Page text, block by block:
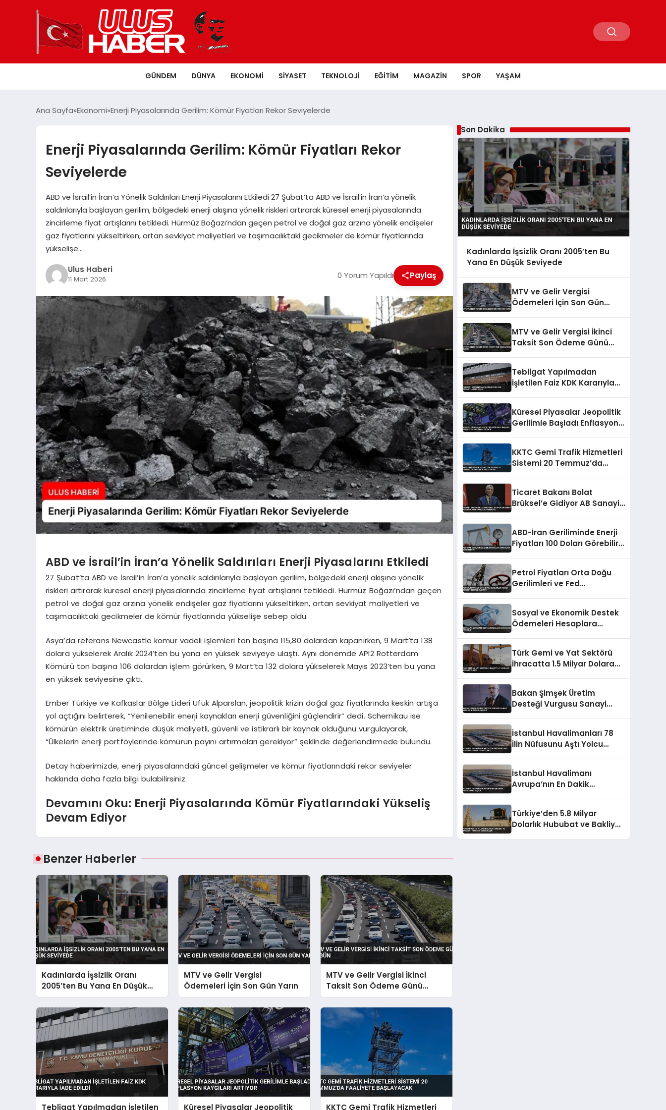
GÜNDEM DÜNYA EKONOMI SIYASET TEKNOLOJI EĞITIM MAGAZIN SPOR YAŞAM
Ana Sayfa Ekonomi Enerji Piyasalarında Gerilim: Kömür Fiyatları Rekor Seviyelerde
Enerji Piyasalarında Gerilim: Kömür Fiyatları Rekor
Seviyelerde
ABD ve İsrail’in İran’a Yönelik Saldırıları Enerji Piyasalarını Etkiledi 27 Şubat’ta ABD ve İsrail’in İran’a yönelik
saldırılarıyla başlayan gerilim, bölgedeki enerji akışına yönelik riskleri artırarak küresel enerji piyasalarında
zincirleme fiyat artışlarını tetikledi. Hürmüz Boğazı’ndan geçen petrol ve doğal gaz arzına yönelik endişeler
gaz fiyatlarını yükseltirken, artan sevkiyat maliyetleri ve taşımacılıktaki gecikmeler de kömür fiyatlarında
yükselişe…
Ulus Haberi
11 Mart 2026 0 Yorum Yapıldı Paylaş
ABD ve İsrail’in İran’a Yönelik Saldırıları Enerji Piyasalarını Etkiledi
27 Şubat’ta ABD ve İsrail’in İran’a yönelik saldırılarıyla başlayan gerilim, bölgedeki enerji akışına yönelik
riskleri artırarak küresel enerji piyasalarında zincirleme fiyat artışlarını tetikledi. Hürmüz Boğazı’ndan geçen
petrol ve doğal gaz arzına yönelik endişeler gaz fiyatlarını yükseltirken, artan sevkiyat maliyetleri ve
taşımacılıktaki gecikmeler de kömür fiyatlarında yükselişe sebep oldu.
Asya’da referans Newcastle kömür vadeli işlemleri ton başına 115,80 dolardan kapanırken, 9 Mart’ta 138
dolara yükselerek Aralık 2024’ten bu yana en yüksek seviyeye ulaştı. Aynı dönemde API2 Rotterdam
Kömürü ton başına 106 dolardan işlem görürken, 9 Mart’ta 132 dolara yükselerek Mayıs 2023’ten bu yana
en yüksek seviyesine çıktı.
Ember Türkiye ve Kafkaslar Bölge Lideri Ufuk Alparslan, jeopolitik krizin doğal gaz fiyatlarında keskin artışa
yol açtığını belirterek, “Yenilenebilir enerji kaynakları enerji güvenliğini güçlendirir” dedi. Schernikau ise
kömürün elektrik üretiminde düşük maliyetli, güvenli ve istikrarlı bir kaynak olduğunu vurgulayarak,
“Ülkelerin enerji portföylerinde kömürün payını artırmaları gerekiyor” şeklinde değerlendirmede bulundu.
Detay haberimizde, enerji piyasalarındaki güncel gelişmeler ve kömür fiyatlarındaki rekor seviyeler
hakkında daha fazla bilgi bulabilirsiniz.
Devamını Oku: Enerji Piyasalarında Kömür Fiyatlarındaki Yükseliş
Devam Ediyor
Benzer Haberler
Kadınlarda İşsizlik Oranı
2005’ten Bu Yana En Düşük
Seviyede
MTV ve Gelir Vergisi
Ödemeleri İçin Son Gün Yarın
MTV ve Gelir Vergisi İkinci
Taksit Son Ödeme Günü
Bugün
Tebligat Yapılmadan İşletilen Küresel Piyasalar Jeopolitik KKTC Gemi Trafik Hizmetleri
Son Dakika
Kadınlarda İşsizlik Oranı 2005’ten Bu
Yana En Düşük Seviyede
MTV ve Gelir Vergisi
Ödemeleri İçin Son Gün
MTV ve Gelir Vergisi İkinci
Taksit Son Ödeme Günü
Tebligat Yapılmadan
İşletilen Faiz KDK Kararıyla
Küresel Piyasalar Jeopolitik
Gerilimle Başladı Enflasyon
KKTC Gemi Trafik Hizmetleri
Sistemi 20 Temmuz’da
Ticaret Bakanı Bolat
Brüksel’e Gidiyor AB Sanayi
ABD-İran Geriliminde Enerji
Fiyatları 100 Doları Görebilir
Petrol Fiyatları Orta Doğu
Gerilimleri ve Fed
Sosyal ve Ekonomik Destek
Ödemeleri Hesaplara
Türk Gemi ve Yat Sektörü
İhracatta 1.5 Milyar Dolara
Bakan Şimşek Üretim
Desteği Vurgusu Sanayi
İstanbul Havalimanları 78
İlin Nüfusunu Aştı Yolcu
İstanbul Havalimanı
Avrupa’nın En Dakik
Türkiye’den 5.8 Milyar
Dolarlık Hububat ve Bakliyat